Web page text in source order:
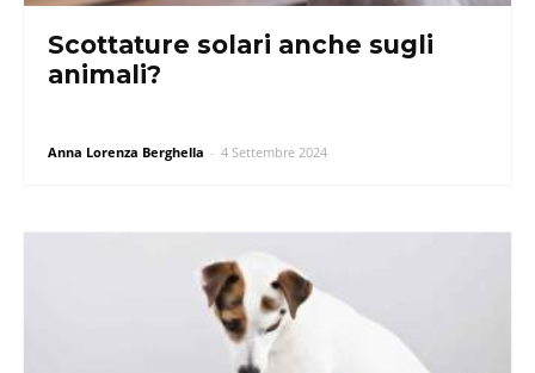
Scottature solari anche sugli
animali?
Anna Lorenza Berghella - 4 Settembre 2024